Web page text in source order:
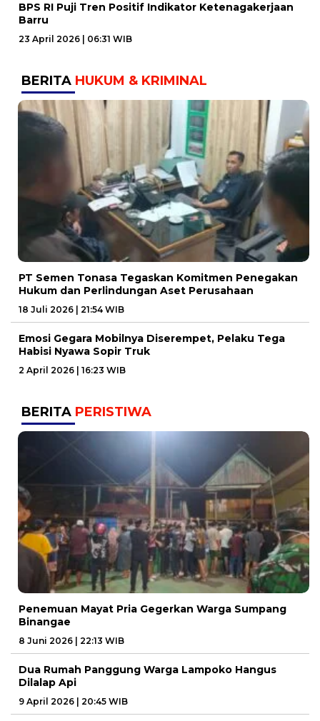
BPS RI Puji Tren Positif Indikator Ketenagakerjaan
Barru
23 April 2026 | 06:31 WIB
BERITA HUKUM & KRIMINAL
PT Semen Tonasa Tegaskan Komitmen Penegakan
Hukum dan Perlindungan Aset Perusahaan
18 Juli 2026 | 21:54 WIB
Emosi Gegara Mobilnya Diserempet, Pelaku Tega
Habisi Nyawa Sopir Truk
2 April 2026 | 16:23 WIB
BERITA PERISTIWA
Penemuan Mayat Pria Gegerkan Warga Sumpang
Binangae
8 Juni 2026 | 22:13 WIB
Dua Rumah Panggung Warga Lampoko Hangus
Dilalap Api
9 April 2026 | 20:45 WIB